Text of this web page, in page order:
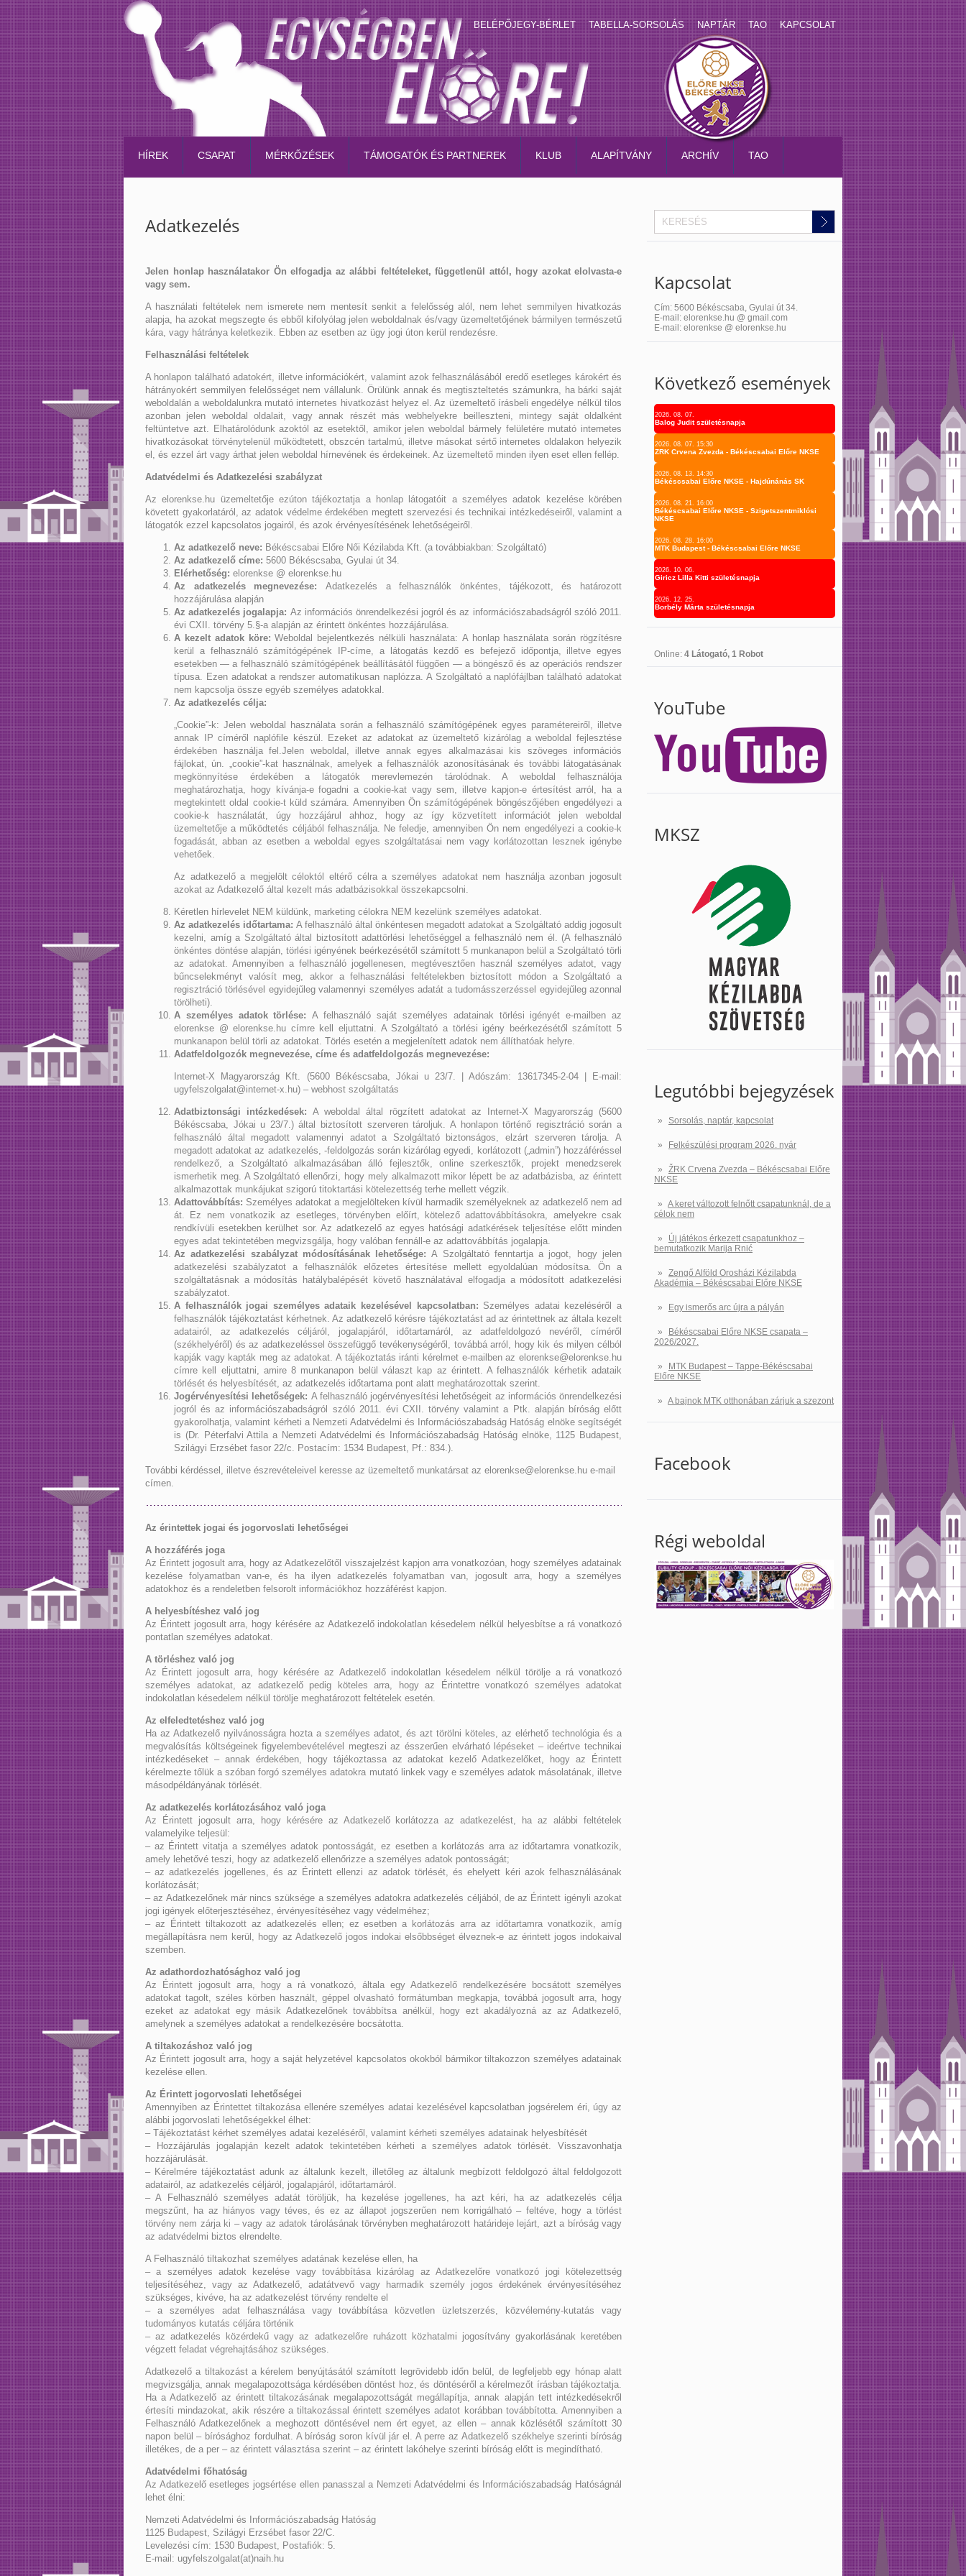
BELÉPŐJEGY-BÉRLET TABELLA-SORSOLÁS NAPTÁR TAO KAPCSOLAT
HÍREK CSAPAT MÉRKŐZÉSEK TÁMOGATÓK ÉS PARTNEREK KLUB ALAPÍTVÁNY ARCHÍV TAO
Kapcsolat
Cím: 5600 Békéscsaba, Gyulai út 34.
E-mail: elorenkse.hu @ gmail.com
E-mail: elorenkse @ elorenkse.hu
Következő események
2026. 08. 07.
Balog Judit születésnapja
2026. 08. 07. 15:30
ZRK Crvena Zvezda - Békéscsabai Előre NKSE
2026. 08. 13. 14:30
Békéscsabai Előre NKSE - Hajdúnánás SK
2026. 08. 21. 16:00
Békéscsabai Előre NKSE - Szigetszentmiklósi
NKSE
2026. 08. 28. 16:00
MTK Budapest - Békéscsabai Előre NKSE
2026. 10. 06.
Giricz Lilla Kitti születésnapja
2026. 12. 25.
Borbély Márta születésnapja
Online: 4 Látogató, 1 Robot
YouTube
MKSZ
Legutóbbi bejegyzések
Sorsolás, naptár, kapcsolat
Felkészülési program 2026. nyár
ŽRK Crvena Zvezda – Békéscsabai Előre
NKSE
A keret változott felnőtt csapatunknál, de a
célok nem
Új játékos érkezett csapatunkhoz –
bemutatkozik Marija Rnić
Zengő Alföld Orosházi Kézilabda
Akadémia – Békéscsabai Előre NKSE
Egy ismerős arc újra a pályán
Békéscsabai Előre NKSE csapata –
2026/2027.
MTK Budapest – Tappe-Békéscsabai
Előre NKSE
A bajnok MTK otthonában zárjuk a szezont
Facebook
Régi weboldal
Adatkezelés
Jelen honlap használatakor Ön elfogadja az alábbi feltételeket, függetlenül attól, hogy azokat elolvasta-e
vagy sem.
A használati feltételek nem ismerete nem mentesít senkit a felelősség alól, nem lehet semmilyen hivatkozás
alapja, ha azokat megszegte és ebből kifolyólag jelen weboldalnak és/vagy üzemeltetőjének bármilyen természetű
kára, vagy hátránya keletkezik. Ebben az esetben az ügy jogi úton kerül rendezésre.
Felhasználási feltételek
A honlapon található adatokért, illetve információkért, valamint azok felhasználásából eredő esetleges károkért és
hátrányokért semmilyen felelősséget nem vállalunk. Örülünk annak és megtiszteltetés számunkra, ha bárki saját
weboldalán a weboldalunkra mutató internetes hivatkozást helyez el. Az üzemeltető írásbeli engedélye nélkül tilos
azonban jelen weboldal oldalait, vagy annak részét más webhelyekre beilleszteni, mintegy saját oldalként
feltüntetve azt. Elhatárolódunk azoktól az esetektől, amikor jelen weboldal bármely felületére mutató internetes
hivatkozásokat törvénytelenül működtetett, obszcén tartalmú, illetve másokat sértő internetes oldalakon helyezik
el, és ezzel árt vagy árthat jelen weboldal hírnevének és érdekeinek. Az üzemeltető minden ilyen eset ellen fellép.
Adatvédelmi és Adatkezelési szabályzat
Az elorenkse.hu üzemeltetője ezúton tájékoztatja a honlap látogatóit a személyes adatok kezelése körében
követett gyakorlatáról, az adatok védelme érdekében megtett szervezési és technikai intézkedéseiről, valamint a
látogatók ezzel kapcsolatos jogairól, és azok érvényesítésének lehetőségeiről.
Az adatkezelő neve: Békéscsabai Előre Női Kézilabda Kft. (a továbbiakban: Szolgáltató)
Az adatkezelő címe: 5600 Békéscsaba, Gyulai út 34.
Elérhetőség: elorenkse @ elorenkse.hu
Az adatkezelés megnevezése: Adatkezelés a felhasználók önkéntes, tájékozott, és határozott
hozzájárulása alapján
Az adatkezelés jogalapja: Az információs önrendelkezési jogról és az információszabadságról szóló 2011.
évi CXII. törvény 5.§-a alapján az érintett önkéntes hozzájárulása.
A kezelt adatok köre:Weboldal bejelentkezés nélküli használata: A honlap használata során rögzítésre
kerül a felhasználó számítógépének IP-címe, a látogatás kezdő es befejező időpontja, illetve egyes
esetekben — a felhasználó számítógépének beállításától függően — a böngésző és az operációs rendszer
típusa. Ezen adatokat a rendszer automatikusan naplózza. A Szolgáltató a naplófájlban található adatokat
nem kapcsolja össze egyéb személyes adatokkal.
Az adatkezelés célja:
„Cookie”-k: Jelen weboldal használata során a felhasználó számítógépének egyes paramétereiről, illetve
annak IP címéről naplófile készül. Ezeket az adatokat az üzemeltető kizárólag a weboldal fejlesztése
érdekében használja fel.Jelen weboldal, illetve annak egyes alkalmazásai kis szöveges információs
fájlokat, ún. „cookie”-kat használnak, amelyek a felhasználók azonosításának és további látogatásának
megkönnyítése érdekében a látogatók merevlemezén tárolódnak. A weboldal felhasználója
meghatározhatja, hogy kívánja-e fogadni a cookie-kat vagy sem, illetve kapjon-e értesítést arról, ha a
megtekintett oldal cookie-t küld számára. Amennyiben Ön számítógépének böngészőjében engedélyezi a
cookie-k használatát, úgy hozzájárul ahhoz, hogy az így közvetített információt jelen weboldal
üzemeltetője a működtetés céljából felhasználja. Ne feledje, amennyiben Ön nem engedélyezi a cookie-k
fogadását, abban az esetben a weboldal egyes szolgáltatásai nem vagy korlátozottan lesznek igénybe
vehetőek.
Az adatkezelő a megjelölt céloktól eltérő célra a személyes adatokat nem használja azonban jogosult
azokat az Adatkezelő által kezelt más adatbázisokkal összekapcsolni.
Kéretlen hírlevelet NEM küldünk, marketing célokra NEM kezelünk személyes adatokat.
Az adatkezelés időtartama: A felhasználó által önkéntesen megadott adatokat a Szolgáltató addig jogosult
kezelni, amíg a Szolgáltató által biztosított adattörlési lehetőséggel a felhasználó nem él. (A felhasználó
önkéntes döntése alapján, törlési igényének beérkezésétől számított 5 munkanapon belül a Szolgáltató törli
az adatokat. Amennyiben a felhasználó jogellenesen, megtévesztően használ személyes adatot, vagy
bűncselekményt valósít meg, akkor a felhasználási feltételekben biztosított módon a Szolgáltató a
regisztráció törlésével egyidejűleg valamennyi személyes adatát a tudomásszerzéssel egyidejűleg azonnal
törölheti).
A személyes adatok törlése: A felhasználó saját személyes adatainak törlési igényét e-mailben az
elorenkse @ elorenkse.hu címre kell eljuttatni. A Szolgáltató a törlési igény beérkezésétől számított 5
munkanapon belül törli az adatokat. Törlés esetén a megjelenített adatok nem állíthatóak helyre.
Adatfeldolgozók megnevezése, címe és adatfeldolgozás megnevezése:
Internet-X Magyarország Kft. (5600 Békéscsaba, Jókai u 23/7. | Adószám: 13617345-2-04 | E-mail:
ugyfelszolgalat@internet-x.hu) – webhost szolgáltatás
Adatbiztonsági intézkedések:A weboldal által rögzített adatokat az Internet-X Magyarország (5600
Békéscsaba, Jókai u 23/7.) által biztosított szerveren tároljuk. A honlapon történő regisztráció során a
felhasználó által megadott valamennyi adatot a Szolgáltató biztonságos, elzárt szerveren tárolja. A
megadott adatokat az adatkezelés, -feldolgozás során kizárólag egyedi, korlátozott („admin”) hozzáféréssel
rendelkező, a Szolgáltató alkalmazásában álló fejlesztők, online szerkesztők, projekt menedzserek
ismerhetik meg. A Szolgáltató ellenőrzi, hogy mely alkalmazott mikor lépett be az adatbázisba, az érintett
alkalmazottak munkájukat szigorú titoktartási kötelezettség terhe mellett végzik.
Adattovábbítás: Személyes adatokat a megjelölteken kívül harmadik személyeknek az adatkezelő nem ad
át. Ez nem vonatkozik az esetleges, törvényben előírt, kötelező adattovábbításokra, amelyekre csak
rendkívüli esetekben kerülhet sor. Az adatkezelő az egyes hatósági adatkérések teljesítése előtt minden
egyes adat tekintetében megvizsgálja, hogy valóban fennáll-e az adattovábbítás jogalapja.
Az adatkezelési szabályzat módosításának lehetősége: A Szolgáltató fenntartja a jogot, hogy jelen
adatkezelési szabályzatot a felhasználók előzetes értesítése mellett egyoldalúan módosítsa. Ön a
szolgáltatásnak a módosítás hatálybalépését követő használatával elfogadja a módosított adatkezelési
szabályzatot.
A felhasználók jogai személyes adataik kezelésével kapcsolatban: Személyes adatai kezeléséről a
felhasználók tájékoztatást kérhetnek. Az adatkezelő kérésre tájékoztatást ad az érintettnek az általa kezelt
adatairól, az adatkezelés céljáról, jogalapjáról, időtartamáról, az adatfeldolgozó nevéről, címéről
(székhelyéről) és az adatkezeléssel összefüggő tevékenységéről, továbbá arról, hogy kik és milyen célból
kapják vagy kapták meg az adatokat. A tájékoztatás iránti kérelmet e-mailben az elorenkse@elorenkse.hu
címre kell eljuttatni, amire 8 munkanapon belül választ kap az érintett. A felhasználók kérhetik adataik
törlését és helyesbítését, az adatkezelés időtartama pont alatt meghatározottak szerint.
Jogérvényesítési lehetőségek: A felhasználó jogérvényesítési lehetőségeit az információs önrendelkezési
jogról és az információszabadságról szóló 2011. évi CXII. törvény valamint a Ptk. alapján bíróság előtt
gyakorolhatja, valamint kérheti a Nemzeti Adatvédelmi és Információszabadság Hatóság elnöke segítségét
is (Dr. Péterfalvi Attila a Nemzeti Adatvédelmi és Információszabadság Hatóság elnöke, 1125 Budapest,
Szilágyi Erzsébet fasor 22/c. Postacím: 1534 Budapest, Pf.: 834.).
További kérdéssel, illetve észrevételeivel keresse az üzemeltető munkatársat az elorenkse@elorenkse.hu e-mail
címen.
Az érintettek jogai és jogorvoslati lehetőségei
A hozzáférés joga
Az Érintett jogosult arra, hogy az Adatkezelőtől visszajelzést kapjon arra vonatkozóan, hogy személyes adatainak
kezelése folyamatban van-e, és ha ilyen adatkezelés folyamatban van, jogosult arra, hogy a személyes
adatokhoz és a rendeletben felsorolt információkhoz hozzáférést kapjon.
A helyesbítéshez való jog
Az Érintett jogosult arra, hogy kérésére az Adatkezelő indokolatlan késedelem nélkül helyesbítse a rá vonatkozó
pontatlan személyes adatokat.
A törléshez való jog
Az Érintett jogosult arra, hogy kérésére az Adatkezelő indokolatlan késedelem nélkül törölje a rá vonatkozó
személyes adatokat, az adatkezelő pedig köteles arra, hogy az Érintettre vonatkozó személyes adatokat
indokolatlan késedelem nélkül törölje meghatározott feltételek esetén.
Az elfeledtetéshez való jog
Ha az Adatkezelő nyilvánosságra hozta a személyes adatot, és azt törölni köteles, az elérhető technológia és a
megvalósítás költségeinek figyelembevételével megteszi az ésszerűen elvárható lépéseket – ideértve technikai
intézkedéseket – annak érdekében, hogy tájékoztassa az adatokat kezelő Adatkezelőket, hogy az Érintett
kérelmezte tőlük a szóban forgó személyes adatokra mutató linkek vagy e személyes adatok másolatának, illetve
másodpéldányának törlését.
Az adatkezelés korlátozásához való joga
Az Érintett jogosult arra, hogy kérésére az Adatkezelő korlátozza az adatkezelést, ha az alábbi feltételek
valamelyike teljesül:
– az Érintett vitatja a személyes adatok pontosságát, ez esetben a korlátozás arra az időtartamra vonatkozik,
amely lehetővé teszi, hogy az adatkezelő ellenőrizze a személyes adatok pontosságát;
– az adatkezelés jogellenes, és az Érintett ellenzi az adatok törlését, és ehelyett kéri azok felhasználásának
korlátozását;
– az Adatkezelőnek már nincs szüksége a személyes adatokra adatkezelés céljából, de az Érintett igényli azokat
jogi igények előterjesztéséhez, érvényesítéséhez vagy védelméhez;
– az Érintett tiltakozott az adatkezelés ellen; ez esetben a korlátozás arra az időtartamra vonatkozik, amíg
megállapításra nem kerül, hogy az Adatkezelő jogos indokai elsőbbséget élveznek-e az érintett jogos indokaival
szemben.
Az adathordozhatósághoz való jog
Az Érintett jogosult arra, hogy a rá vonatkozó, általa egy Adatkezelő rendelkezésére bocsátott személyes
adatokat tagolt, széles körben használt, géppel olvasható formátumban megkapja, továbbá jogosult arra, hogy
ezeket az adatokat egy másik Adatkezelőnek továbbítsa anélkül, hogy ezt akadályozná az az Adatkezelő,
amelynek a személyes adatokat a rendelkezésére bocsátotta.
A tiltakozáshoz való jog
Az Érintett jogosult arra, hogy a saját helyzetével kapcsolatos okokból bármikor tiltakozzon személyes adatainak
kezelése ellen.
Az Érintett jogorvoslati lehetőségei
Amennyiben az Érintettet tiltakozása ellenére személyes adatai kezelésével kapcsolatban jogsérelem éri, úgy az
alábbi jogorvoslati lehetőségekkel élhet:
– Tájékoztatást kérhet személyes adatai kezeléséről, valamint kérheti személyes adatainak helyesbítését
– Hozzájárulás jogalapján kezelt adatok tekintetében kérheti a személyes adatok törlését. Visszavonhatja
hozzájárulását.
– Kérelmére tájékoztatást adunk az általunk kezelt, illetőleg az általunk megbízott feldolgozó által feldolgozott
adatairól, az adatkezelés céljáról, jogalapjáról, időtartamáról.
– A Felhasználó személyes adatát töröljük, ha kezelése jogellenes, ha azt kéri, ha az adatkezelés célja
megszűnt, ha az hiányos vagy téves, és ez az állapot jogszerűen nem korrigálható – feltéve, hogy a törlést
törvény nem zárja ki – vagy az adatok tárolásának törvényben meghatározott határideje lejárt, azt a bíróság vagy
az adatvédelmi biztos elrendelte.
A Felhasználó tiltakozhat személyes adatának kezelése ellen, ha
– a személyes adatok kezelése vagy továbbítása kizárólag az Adatkezelőre vonatkozó jogi kötelezettség
teljesítéséhez, vagy az Adatkezelő, adatátvevő vagy harmadik személy jogos érdekének érvényesítéséhez
szükséges, kivéve, ha az adatkezelést törvény rendelte el
– a személyes adat felhasználása vagy továbbítása közvetlen üzletszerzés, közvélemény-kutatás vagy
tudományos kutatás céljára történik
– az adatkezelés közérdekű vagy az adatkezelőre ruházott közhatalmi jogosítvány gyakorlásának keretében
végzett feladat végrehajtásához szükséges.
Adatkezelő a tiltakozást a kérelem benyújtásától számított legrövidebb időn belül, de legfeljebb egy hónap alatt
megvizsgálja, annak megalapozottsága kérdésében döntést hoz, és döntéséről a kérelmezőt írásban tájékoztatja.
Ha a Adatkezelő az érintett tiltakozásának megalapozottságát megállapítja, annak alapján tett intézkedésekről
értesíti mindazokat, akik részére a tiltakozással érintett személyes adatot korábban továbbította. Amennyiben a
Felhasználó Adatkezelőnek a meghozott döntésével nem ért egyet, az ellen – annak közlésétől számított 30
napon belül – bírósághoz fordulhat. A bíróság soron kívül jár el. A perre az Adatkezelő székhelye szerinti bíróság
illetékes, de a per – az érintett választása szerint – az érintett lakóhelye szerinti bíróság előtt is megindítható.
Adatvédelmi főhatóság
Az Adatkezelő esetleges jogsértése ellen panasszal a Nemzeti Adatvédelmi és Információszabadság Hatóságnál
lehet élni:
Nemzeti Adatvédelmi és Információszabadság Hatóság
1125 Budapest, Szilágyi Erzsébet fasor 22/C.
Levelezési cím: 1530 Budapest, Postafiók: 5.
E-mail: ugyfelszolgalat(at)naih.hu